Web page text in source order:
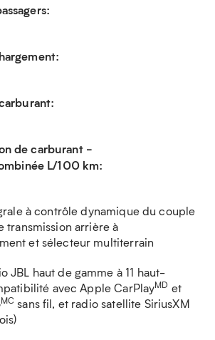
de carburant -
L/100 km:
à contrôle dynamique du couple
transmission arrière à
et sélecteur multiterrain
JBL haut de gamme à 11 haut-
avec Apple CarPlayMD et
MC sans fil, et radio satellite SiriusXM